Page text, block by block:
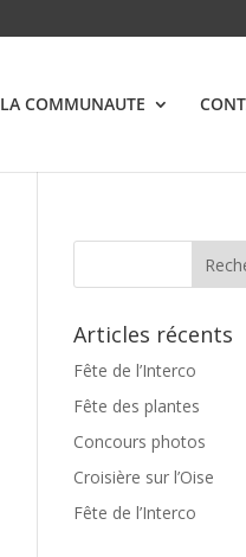
COMMUNAUTE
Articles récents
Fête de l’Interco
Fête des plantes
Concours photos
Croisière sur l’Oise
Fête de l’Interco